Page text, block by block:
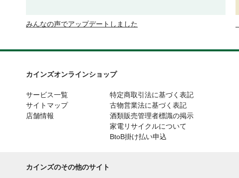
みんなの声でアップデートしました
カインズオンラインショップ
サービス一覧
サイトマップ
店舗情報
特定商取引法に基づく表記
古物営業法に基づく表記
酒類販売管理者標識の掲示
家電リサイクルについて
BtoB掛け払い申込
カインズのその他のサイト